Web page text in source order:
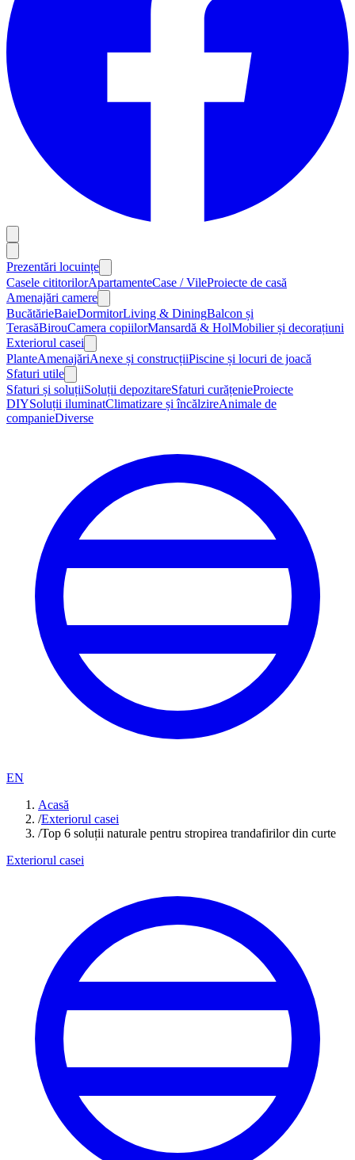
Prezentări locuințe
Casele cititorilorApartamenteCase / VileProiecte de casă
Amenajări camere
BucătărieBaieDormitorLiving & DiningBalcon și
TerasăBirouCamera copiilorMansardă & HolMobilier și decorațiuni
Exteriorul casei
PlanteAmenajăriAnexe și construcțiiPiscine și locuri de joacă
Sfaturi utile
Sfaturi și soluțiiSoluții depozitareSfaturi curățenieProiecte
DIYSoluții iluminatClimatizare și încălzireAnimale de
companieDiverse
EN
Acasă
/Exteriorul casei
/Top 6 soluții naturale pentru stropirea trandafirilor din curte
Exteriorul casei